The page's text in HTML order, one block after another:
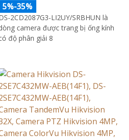
5%-35%
2CD2087G3-LI2UY/SRBHUN là
camera được trang bị ống kính
độ phân giải 8